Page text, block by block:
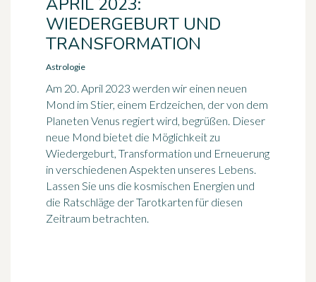
WIEDERGEBURT UND
TRANSFORMATION
Astrologie
Am 20. April 2023 werden wir einen neuen
Mond im Stier, einem Erdzeichen, der von dem
Planeten Venus regiert wird, begrüßen. Dieser
neue Mond bietet die Möglichkeit zu
Wiedergeburt, Transformation und Erneuerung
in verschiedenen Aspekten unseres Lebens.
Lassen Sie uns die kosmischen Energien und
die Ratschläge der Tarotkarten für diesen
Zeitraum betrachten.